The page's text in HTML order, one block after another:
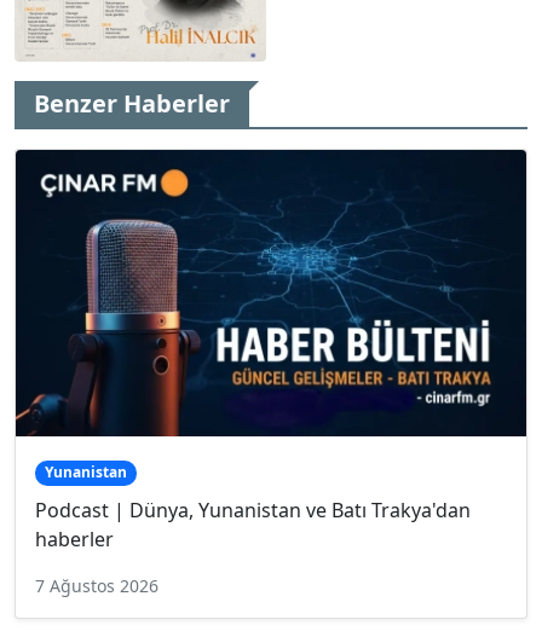
Benzer Haberler
Yunanistan
Podcast | Dünya, Yunanistan ve Batı Trakya'dan
haberler
7 Ağustos 2026